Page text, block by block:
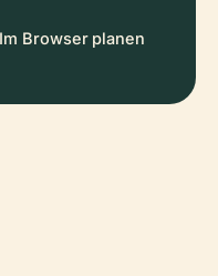
Im Browser planen